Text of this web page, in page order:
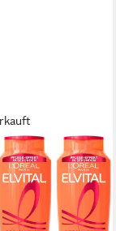
L'Oréal Paris
Length
6-tlg.,
stärkt das Haar,